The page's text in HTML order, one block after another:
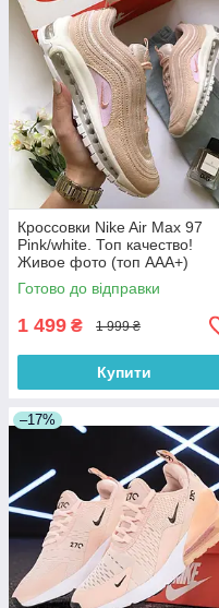
Кроссовки Nike Air Max 97
Pink/white. Топ качество!
Живое фото (топ ААА+)
Готово до відправки
1 499 ₴ 1 999 ₴
Купити
–17%